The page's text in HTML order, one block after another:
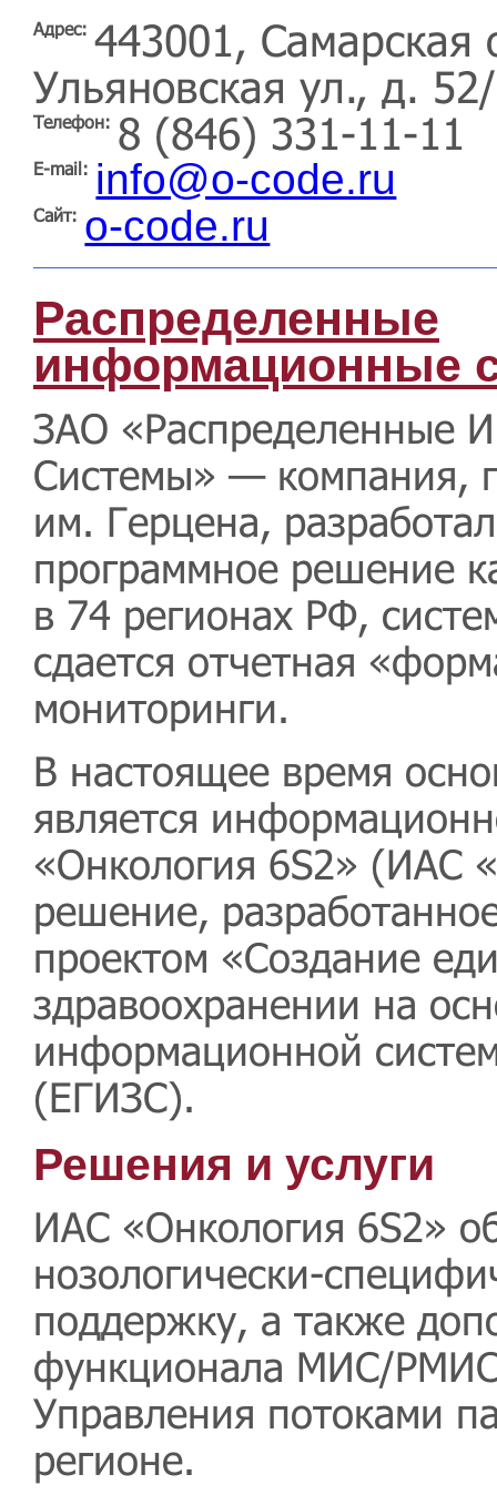
Адрес: 443001, Самарская
Ульяновская ул., д.
Телефон: 8 (846) 331-11-11
E-mail: info@o-code.ru
Сайт: o-code.ru
Распределенные
информационные
ЗАО «Распределенные
Системы» — компания,
им. Герцена,
программное решение
в 74 регионах РФ,
сдается отчетная
мониторинги.
В настоящее время
является
«Онкология 6S2» (ИАС
решение,
проектом «Создание
здравоохранении на
информационной
(ЕГИЗС).
Решения и услуги
ИАС «Онкология 6S2»
нозологически-
поддержку, а также
функционала МИС/
Управления потоками
регионе.